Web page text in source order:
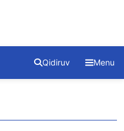
Qidiruv Menu